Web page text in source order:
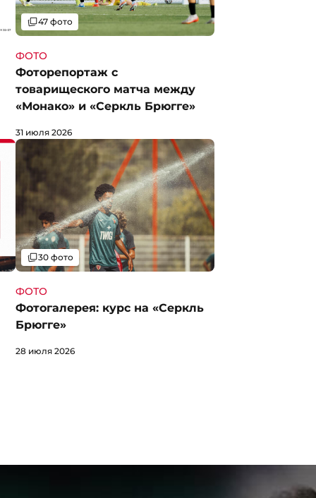
ФОТО
Фоторепортаж с
товарищеского матча между
«Монако» и «Серкль Брюгге»
Галерея
47 фото
31 июля 2026
ФОТО
Фотогалерея: курс на «Серкль
Брюгге»
Галерея
30 фото
28 июля 2026